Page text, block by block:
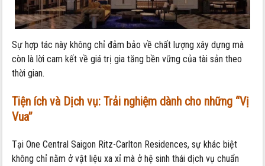
Sự hợp tác này không chỉ đảm bảo về chất lượng xây dựng mà
còn là lời cam kết về giá trị gia tăng bền vững của tài sản theo
thời gian.
Tiện ích và Dịch vụ: Trải nghiệm dành cho những “Vị
Vua”
Tại One Central Saigon Ritz-Carlton Residences, sự khác biệt
không chỉ nằm ở vật liệu xa xỉ mà ở hệ sinh thái dịch vụ chuẩn